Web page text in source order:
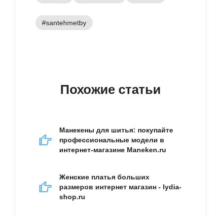
#santehmetby
Похожие статьи
Манекены для шитья: покупайте
профессиональные модели в
интернет-магазине Maneken.ru
Женские платья больших
размеров интернет магазин - lydia-
shop.ru